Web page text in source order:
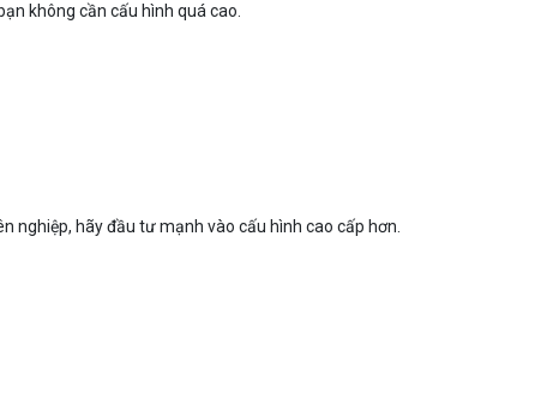
không cần cấu hình quá cao.
nghiệp, hãy đầu tư mạnh vào cấu hình cao cấp hơn.